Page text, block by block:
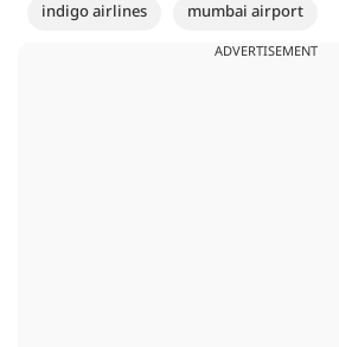
indigo airlines
mumbai airport
ADVERTISEMENT